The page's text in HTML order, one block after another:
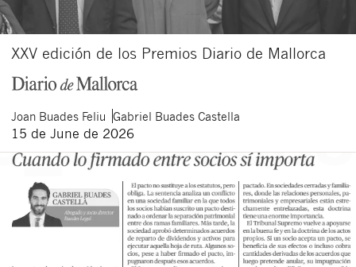
XXV edición de los Premios Diario de Mallorca
Joan Buades Feliu Gabriel Buades Castella
15 de June de 2026